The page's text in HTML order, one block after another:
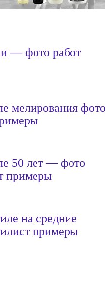
— фото работ
мелирования фото
50 лет — фото
примеры
на средние
примеры